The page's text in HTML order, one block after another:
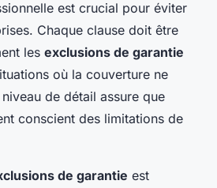
est crucial pour éviter
Chaque clause doit être
les exclusions de garantie
où la couverture ne
de détail assure que
conscient des limitations de
de garantie est